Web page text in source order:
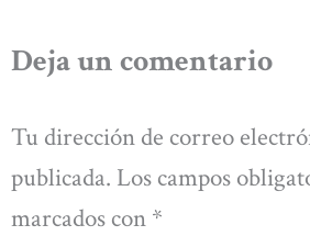
Deja un comentario
Tu dirección de correo
publicada. Los campos
marcados con *